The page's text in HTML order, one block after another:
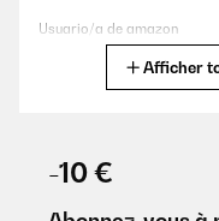
Usuario/a de amazon
Petit bémol le
Afficher
-10 €